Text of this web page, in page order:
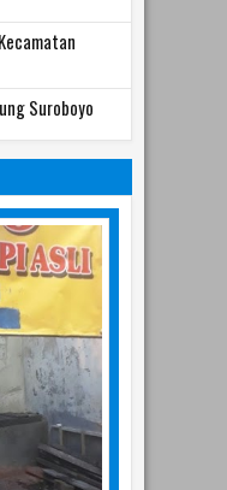
Suroboyo